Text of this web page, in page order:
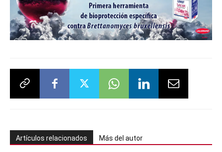
Artículos relacionados Más del autor